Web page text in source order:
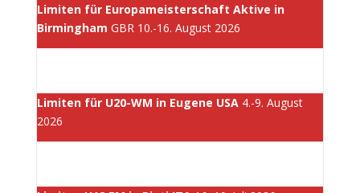
Limiten für Europameisterschaft Aktive in
Birmingham GBR 10.-16. August 2026
Limiten für U20-WM in Eugene USA 4.-9. August
2026